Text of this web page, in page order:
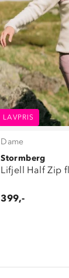
LAVPRIS
Dame
Stormberg
Lifjell Half Zip
399,-